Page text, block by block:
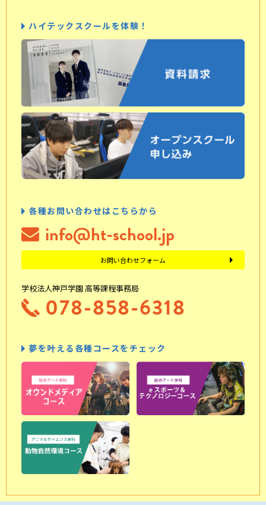
ハイテックスクールを体験！
各種お問い合わせはこちらから
info@ht-school.jp
お問い合わせフォーム
学校法人神戸学園 高等課程事務局
078-858-6318
夢を叶える各種コースをチェック